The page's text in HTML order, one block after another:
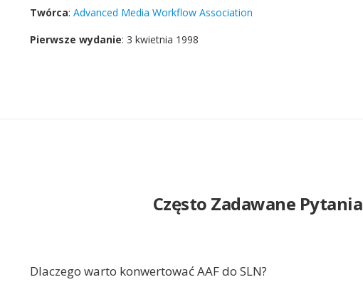
Twórca: Advanced Media Workflow Association
Pierwsze wydanie: 3 kwietnia 1998
Często Zadawane Pytania
Dlaczego warto konwertować AAF do SLN?